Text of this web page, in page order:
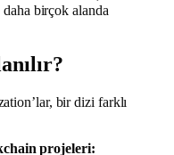
birçok alanda
bir dizi farklı
projeleri: